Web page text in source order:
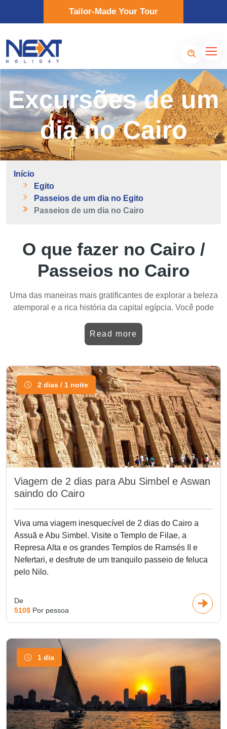
Tailor-Made Your Tour
Excursões de um
dia no Cairo
Início
Egito
Passeios de um dia no Egito
Passeios de um dia no Cairo
O que fazer no Cairo /
Passeios no Cairo
Uma das maneiras mais gratificantes de explorar a beleza
atemporal e a rica história da capital egípcia. Você pode
de Luxor ou Sharm El Sheikh. Um dia é tudo o que você
precisa para mergulhar na história. Como primeiro passo da
Pirâmides de Gizée maravilhe-se com as últimas
maravilhas do Mundo Antigo — as Pirâmides e a imponente
Esfinge. Esses monumentos tornam seus passeios de um
dia no Cairo verdadeiramente inesquecíveis.Sua aventura
continua enquanto você segue para oMuseu Egípciona
Praça Tahrir, após visitar o Planalto de Gizé. O museu, que
abriga mais de 120.000 artefatos, incluindo a máscara de
ouro do Rei Tutancâmon, oferece um vislumbre notável da
era faraônica do Egito. Com guias especializados e
itinerários bem organizados, os passeios de um dia no
Cairo proporcionam uma exploração profunda e envolvente
Melhores passeios de um
dia no Cairo.
qualquer viagem de um dia ao Cairo. Não deixe de passear
peloBazar Khan El Khalili
, o mercado mais famoso do
Cairo, onde você pode comprar especiarias, joias e
souvenirs artesanais enquanto absorve a atmosfera local.
Continue sua jornada pela
, no Cairo, um
museu vivo de arte e arquitetura islâmica que exibe séculos
de história por meio de suas mesquitas e monumentos.A
Cidadela do Cairo
é outro destaque — uma majestosa
fortaleza medieval que oferece vistas panorâmicas do
horizonte da cidade e abriga marcos icônicos como a
Mesquita de Muhammad Ali. Para os interessados ​​em
Read more
2 dias / 1 noite
Viagem de 2 dias para Abu Simbel e Aswan
saindo do Cairo
Viva uma viagem inesquecível de 2 dias do Cairo a
Assuã e Abu Simbel. Visite o Templo de Filae, a
Represa Alta e os grandes Templos de Ramsés II e
Nefertari, e desfrute de um tranquilo passeio de feluca
pelo Nilo.
De
510$ Por pessoa
1 dia